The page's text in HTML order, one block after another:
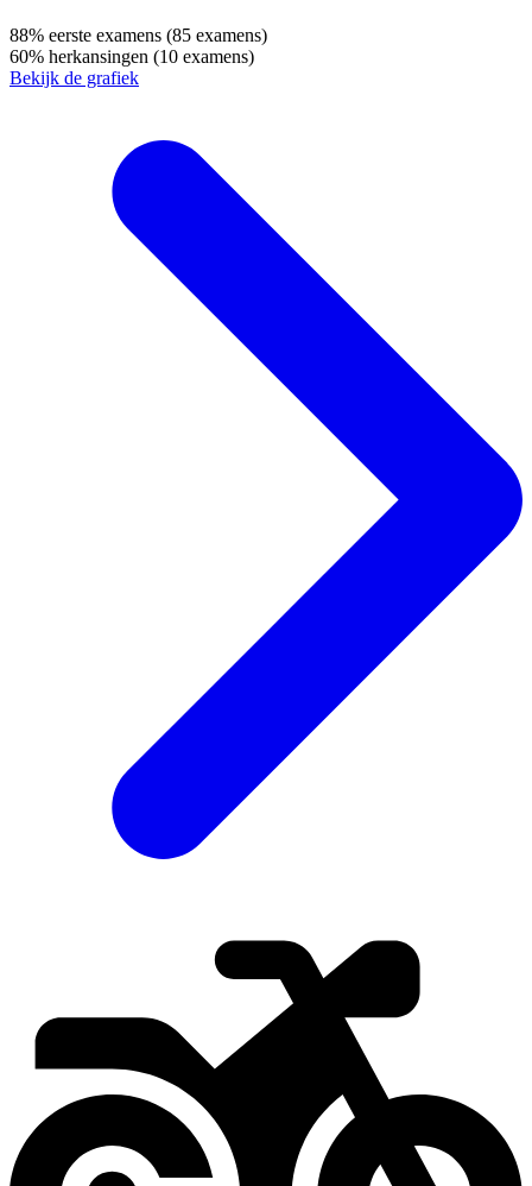
88% eerste examens (85 examens)
60% herkansingen (10 examens)
Bekijk de grafiek